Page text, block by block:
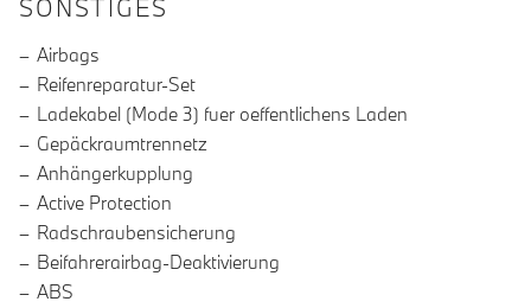
SONSTIGES
Airbags
Reifenreparatur-Set
Ladekabel (Mode 3) fuer oeffentlichens Laden
Gepäckraumtrennetz
Anhängerkupplung
Active Protection
Radschraubensicherung
Beifahrerairbag-Deaktivierung
ABS